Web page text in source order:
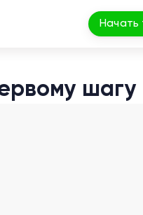
Начать
шагу